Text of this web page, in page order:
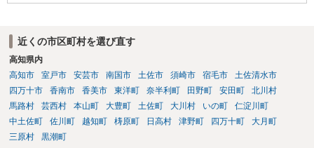
近くの市区町村を選び直す
高知県内
高知市
室戸市 安芸市 南国市 土佐市 須崎市 宿毛市
土佐清水市
四万十市
香南市 香美市 東洋町 奈半利町 田野町 安田町
北川村
馬路村
芸西村 本山町 大豊町 土佐町 大川村 いの町
仁淀川町
中土佐町
佐川町 越知町 梼原町 日高村 津野町 四万十町
大月町
三原村
黒潮町